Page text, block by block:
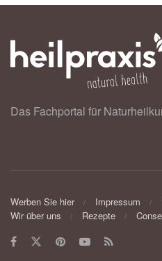
Das Fachportal für
Werben Sie hier Impressum
Wir über uns
Rezepte